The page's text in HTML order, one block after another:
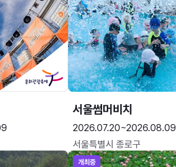
서울썸머비치
2026.07.20~2026.08.09
서울특별시 종로구
개최중